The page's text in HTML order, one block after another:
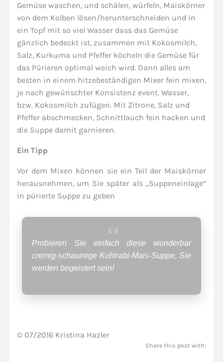
Gemüse waschen, und schälen, würfeln, Maiskörner
von dem Kolben lösen/herunterschneiden und in
ein Topf mit so viel Wasser dass das Gemüse
gänzlich bedeckt ist, zusammen mit Kokosmilch,
Salz, Kurkuma und Pfeffer köcheln die Gemüse für
das Pürieren optimal weich wird. Dann alles am
besten in einem hitzebeständigen Mixer fein mixen,
je nach gewünschter Konsistenz event. Wasser,
bzw. Kokosmilch zufügen. Mit Zitrone, Salz und
Pfeffer abschmecken, Schnittlauch fein hacken und
die Suppe damit garnieren.
Ein Tipp
Vor dem Mixen können sie ein Teil der Maiskörner
herausnehmen, um Sie später als „Suppeneinlage“
in pürierte Suppe zu geben
Probieren Sie einfach diese wunderbar
cremig-schaumige Kohlrabi-Mais-Suppe, Sie
werden begeistert sein!
© 07/2016 Kristina Hazler
Share this post with: